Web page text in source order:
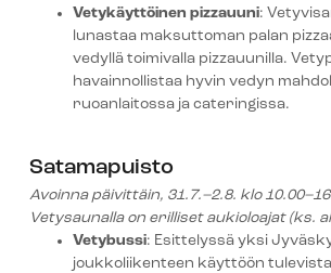
Vetykäyttöinen pizzauuni:
lunastaa maksuttoman palan
vedyllä toimivalla pizzauunilla.
havainnollistaa hyvin vedyn
ruoanlaitossa ja cateringissa.
Satamapuisto
Avoinna päivittäin, 31.7.–2.8. klo
Vetysaunalla on erilliset aukioloajat (ks.
Vetybussi: Esittelyssä yksi
joukkoliikenteen käyttöön